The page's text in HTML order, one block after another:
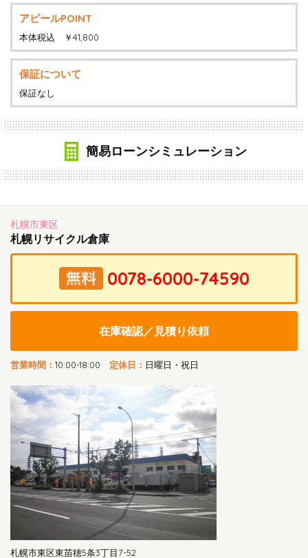
アピールPOINT
本体税込 ￥41,800
保証について
保証なし
簡易ローンシミュレーション
札幌市東区
札幌リサイクル倉庫
在庫確認／見積り依頼
営業時間： 10:00-18:00 定休日： 日曜日・祝日
札幌市東区東苗穂5条3丁目7-52